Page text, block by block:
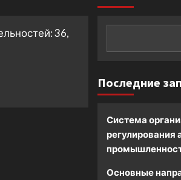
36,
Последние
Система
регулирования
Основные